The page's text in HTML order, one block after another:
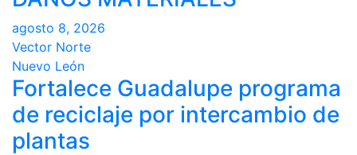
agosto 8, 2026
Vector Norte
Nuevo León
Fortalece Guadalupe programa
de reciclaje por intercambio de
plantas